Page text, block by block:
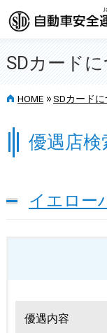
SDカード
HOME >> SDカード
優遇店検
イエロー
優遇内容